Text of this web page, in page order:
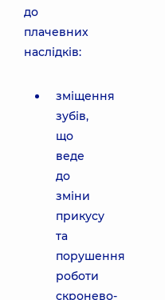
до
плачевних
наслідків:
зміщення
зубів,
що
веде
до
зміни
прикусу
та
порушення
роботи
скронево-